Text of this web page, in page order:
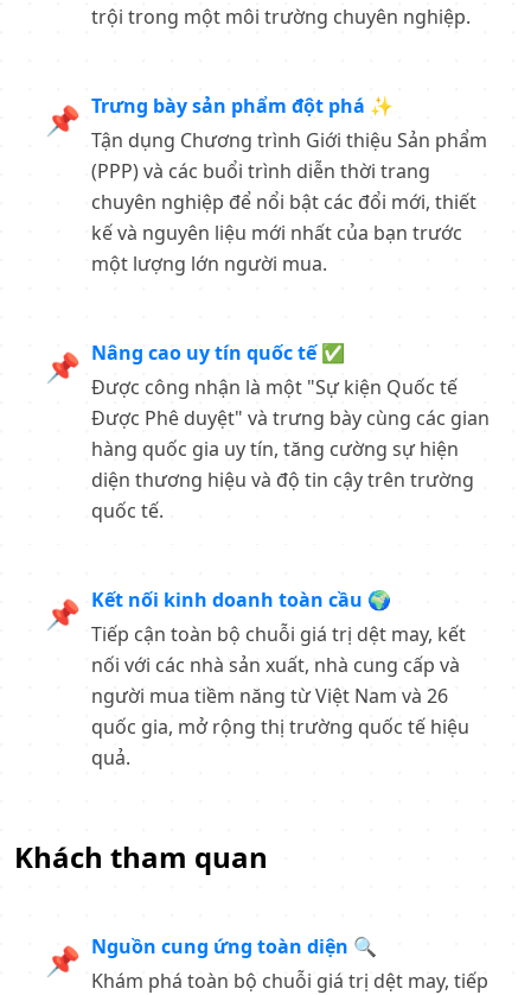
trội trong một môi trường chuyên nghiệp.
📌 Trưng bày sản phẩm đột phá ✨
Tận dụng Chương trình Giới thiệu Sản phẩm
(PPP) và các buổi trình diễn thời trang
chuyên nghiệp để nổi bật các đổi mới, thiết
kế và nguyên liệu mới nhất của bạn trước
một lượng lớn người mua.
📌 Nâng cao uy tín quốc tế ✅
Được công nhận là một "Sự kiện Quốc tế
Được Phê duyệt" và trưng bày cùng các gian
hàng quốc gia uy tín, tăng cường sự hiện
diện thương hiệu và độ tin cậy trên trường
quốc tế.
📌 Kết nối kinh doanh toàn cầu 🌍
Tiếp cận toàn bộ chuỗi giá trị dệt may, kết
nối với các nhà sản xuất, nhà cung cấp và
người mua tiềm năng từ Việt Nam và 26
quốc gia, mở rộng thị trường quốc tế hiệu
quả.
Khách tham quan
📌 Nguồn cung ứng toàn diện 🔍
Khám phá toàn bộ chuỗi giá trị dệt may, tiếp